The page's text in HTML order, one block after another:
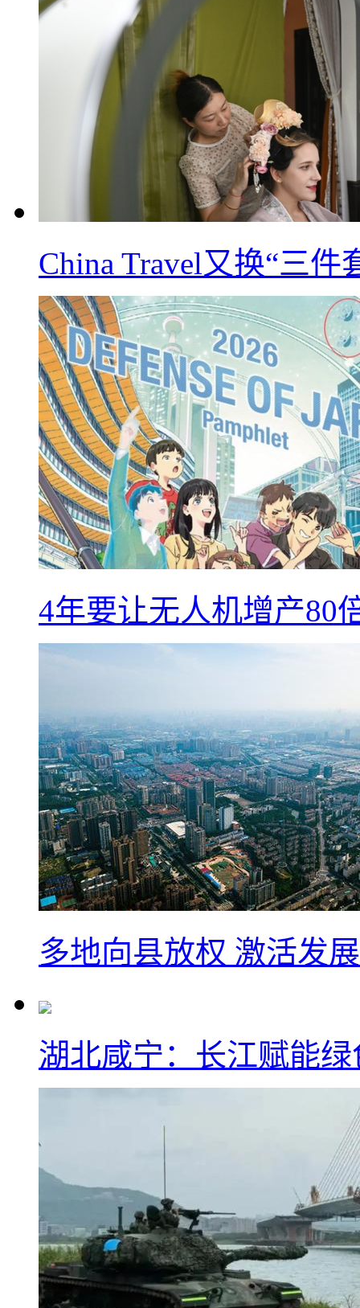
China Travel又换“三
4年要让无人机增产80
多地向县放权 激活发
湖北咸宁：长江赋能